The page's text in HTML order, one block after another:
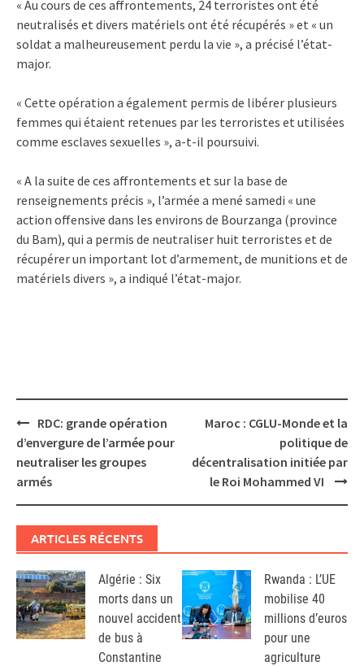
« Au cours de ces affrontements, 24 terroristes ont été
neutralisés et divers matériels ont été récupérés » et « un
soldat a malheureusement perdu la vie », a précisé l’état-
major.
« Cette opération a également permis de libérer plusieurs
femmes qui étaient retenues par les terroristes et utilisées
comme esclaves sexuelles », a-t-il poursuivi.
« A la suite de ces affrontements et sur la base de
renseignements précis », l’armée a mené samedi « une
action offensive dans les environs de Bourzanga (province
du Bam), qui a permis de neutraliser huit terroristes et de
récupérer un important lot d’armement, de munitions et de
matériels divers », a indiqué l’état-major.
Post
navigation
RDC: grande opération
d’envergure de l’armée pour
neutraliser les groupes
armés
Maroc : CGLU-Monde et la
politique de
décentralisation initiée par
le Roi Mohammed VI
ARTICLES RÉCENTS
Algérie : Six
morts dans un
nouvel accident
de bus à
Constantine
Rwanda : L’UE
mobilise 40
millions d’euros
pour une
agriculture